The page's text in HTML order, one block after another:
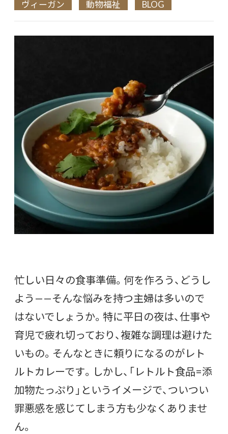
ヴィーガン 動物福祉 BLOG
忙しい日々の食事準備。何を作ろう、どうし
よう——そんな悩みを持つ主婦は多いので
はないでしょうか。特に平日の夜は、仕事や
育児で疲れ切っており、複雑な調理は避けた
いもの。そんなときに頼りになるのがレト
ルトカレーです。しかし、「レトルト食品=添
加物たっぷり」というイメージで、ついつい
罪悪感を感じてしまう方も少なくありませ
ん。